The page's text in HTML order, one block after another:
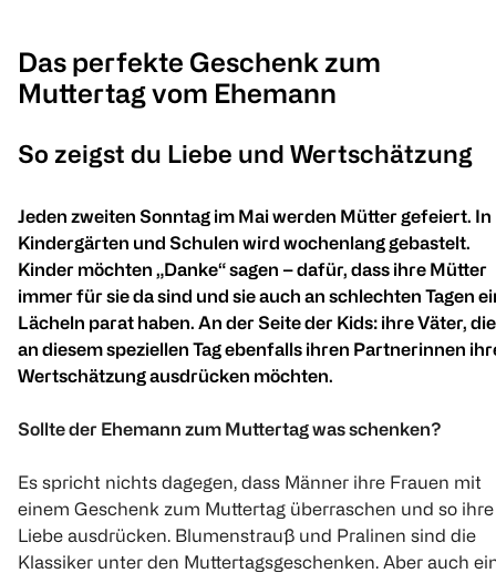
Das perfekte Geschenk zum
Muttertag vom Ehemann
So zeigst du Liebe und Wertschätzung
Jeden zweiten Sonntag im Mai werden Mütter gefeiert. In
Kindergärten und Schulen wird wochenlang gebastelt.
Kinder möchten „Danke“ sagen – dafür, dass ihre Mütter
immer für sie da sind und sie auch an schlechten Tagen
Lächeln parat haben. An der Seite der Kids: ihre Väter, die
an diesem speziellen Tag ebenfalls ihren Partnerinnen
Wertschätzung ausdrücken möchten.
Sollte der Ehemann zum Muttertag was schenken?
Es spricht nichts dagegen, dass Männer ihre Frauen mit
einem Geschenk zum Muttertag überraschen und so ihre
Liebe ausdrücken. Blumenstrauß und Pralinen sind die
Klassiker unter den Muttertagsgeschenken. Aber auch